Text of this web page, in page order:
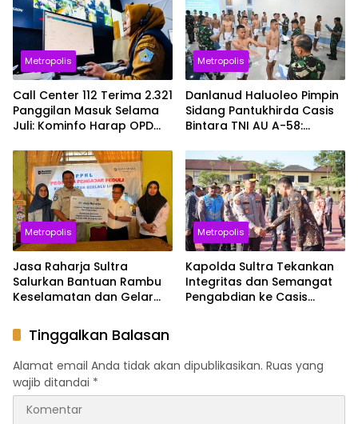
Metropolis
Call Center 112 Terima 2.321
Panggilan Masuk Selama
Juli: Kominfo Harap OPD
Metropolis
Danlanud Haluoleo Pimpin
Sidang Pantukhirda Casis
Bintara TNI AU A-58:
Dilaksanakan Secara
Profesional dan
Transparan
Metropolis
Jasa Raharja Sultra
Salurkan Bantuan Rambu
Keselamatan dan Gelar
Kota Kendari
Metropolis
Kapolda Sultra Tekankan
Integritas dan Semangat
Pengabdian ke Casis
Tinggalkan Balasan
Alamat email Anda tidak akan dipublikasikan. Ruas yang
wajib ditandai *